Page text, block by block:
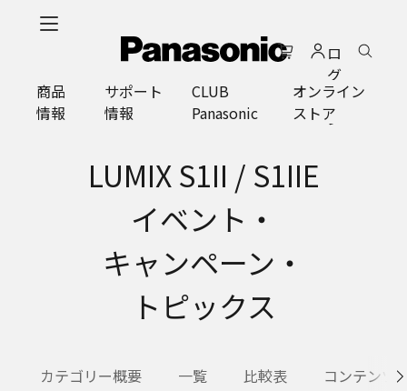
ロ
グ
イ
ン
商品
情報
サポート
情報
CLUB
Panasonic
オンライン
ストア
LUMIX S1II / S1IIE
イベント・
キャンペーン・
トピックス
カテゴリー概要 一覧 比較表 コンテンツ